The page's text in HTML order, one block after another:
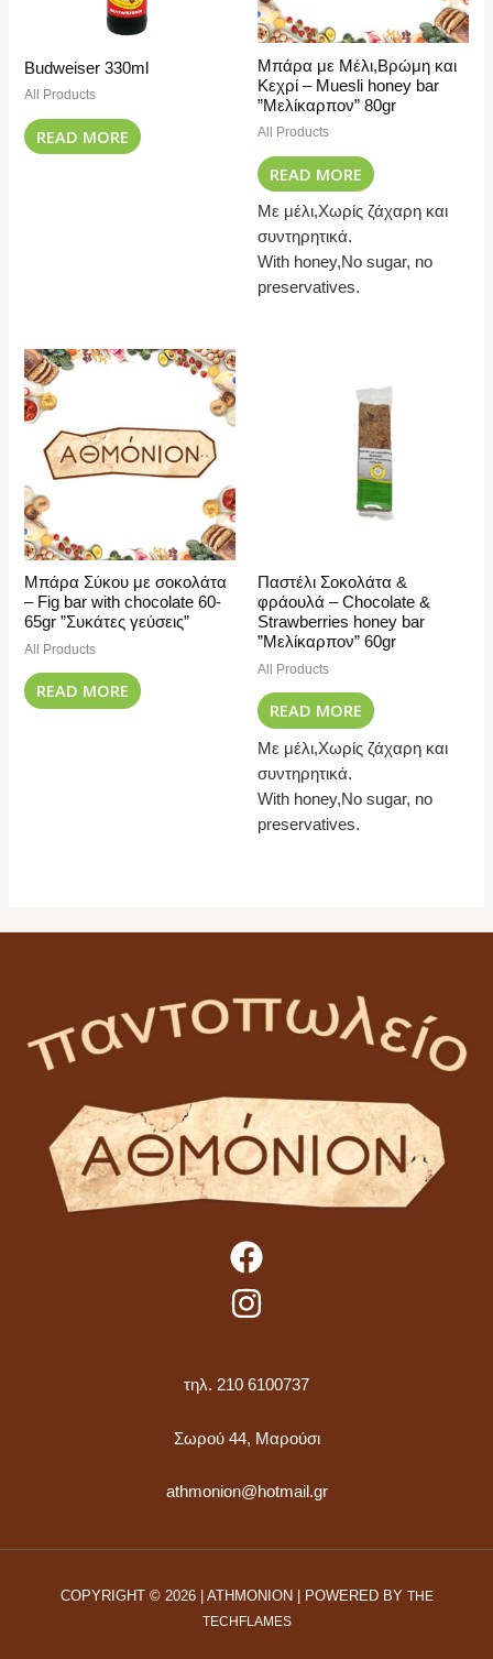
Budweiser 330ml
All Products
READ MORE
Μπάρα με Μέλι,Βρώμη και
Κεχρί – Muesli honey bar
”Μελίκαρπον” 80gr
All Products
READ MORE
Με μέλι,Χωρίς ζάχαρη και
συντηρητικά.
With honey,No sugar, no
preservatives.
Μπάρα Σύκου με σοκολάτα
– Fig bar with chocolate 60-
65gr ”Συκάτες γεύσεις”
All Products
READ MORE
Παστέλι Σοκολάτα &
φράουλά – Chocolate &
Strawberries honey bar
”Μελίκαρπον” 60gr
All Products
READ MORE
Με μέλι,Χωρίς ζάχαρη και
συντηρητικά.
With honey,No sugar, no
preservatives.
τηλ. 210 6100737
Σωρού 44, Μαρούσι
athmonion@hotmail.gr
COPYRIGHT © 2026 | ATHMONION | POWERED BY THE
TECHFLAMES